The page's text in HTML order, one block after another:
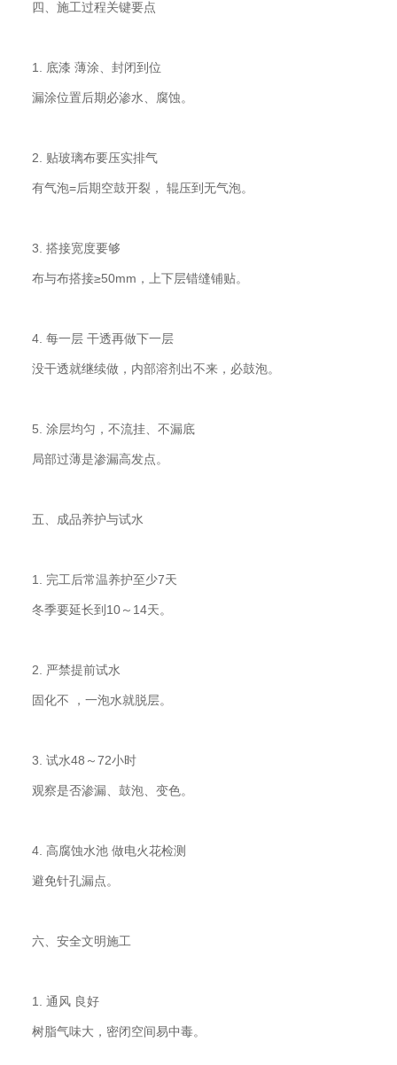
四、施工过程关键要点
1. 底漆 薄涂、封闭到位
漏涂位置后期必渗水、腐蚀。
2. 贴玻璃布要压实排气
有气泡=后期空鼓开裂， 辊压到无气泡。
3. 搭接宽度要够
布与布搭接≥50mm，上下层错缝铺贴。
4. 每一层 干透再做下一层
没干透就继续做，内部溶剂出不来，必鼓泡。
5. 涂层均匀，不流挂、不漏底
局部过薄是渗漏高发点。
五、成品养护与试水
1. 完工后常温养护至少7天
冬季要延长到10～14天。
2. 严禁提前试水
固化不 ，一泡水就脱层。
3. 试水48～72小时
观察是否渗漏、鼓泡、变色。
4. 高腐蚀水池 做电火花检测
避免针孔漏点。
六、安全文明施工
1. 通风 良好
树脂气味大，密闭空间易中毒。